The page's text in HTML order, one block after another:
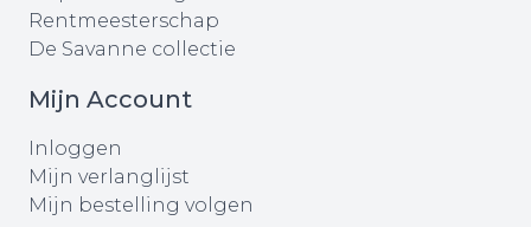
Rentmeesterschap
De Savanne collectie
Mijn Account
Inloggen
Mijn verlanglijst
Mijn bestelling volgen